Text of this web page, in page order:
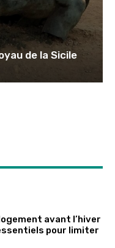
de la Sicile
avant l’hiver
pour limiter